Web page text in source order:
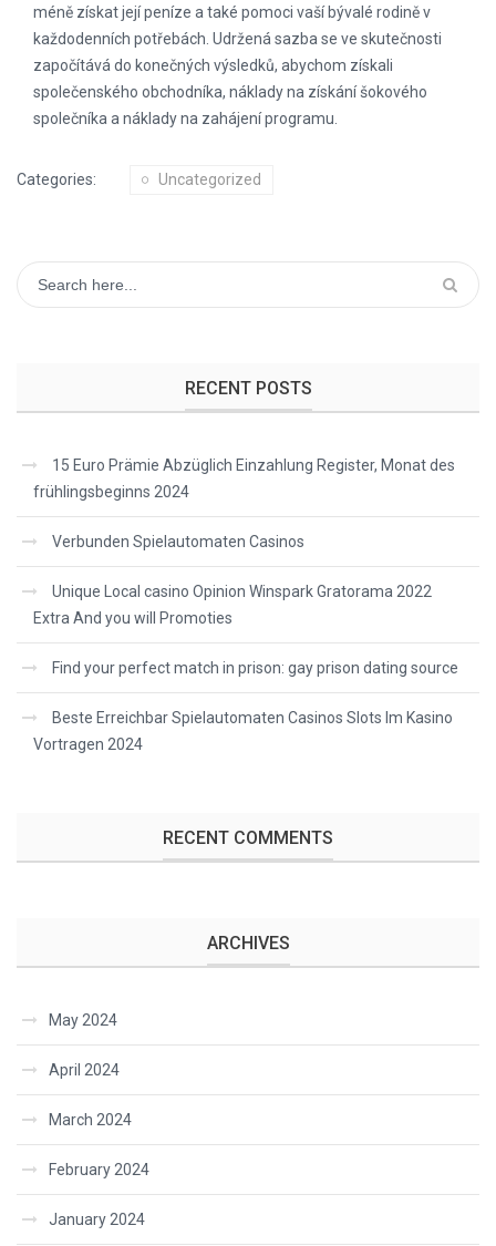
méně získat její peníze a také pomoci vaší bývalé rodině v
každodenních potřebách. Udržená sazba se ve skutečnosti
započítává do konečných výsledků, abychom získali
společenského obchodníka, náklady na získání šokového
společníka a náklady na zahájení programu.
Categories: Uncategorized
RECENT POSTS
15 Euro Prämie Abzüglich Einzahlung Register, Monat des
frühlingsbeginns 2024
Verbunden Spielautomaten Casinos
Unique Local casino Opinion Winspark Gratorama 2022
Extra And you will Promoties
Find your perfect match in prison: gay prison dating source
Beste Erreichbar Spielautomaten Casinos Slots Im Kasino
Vortragen 2024
RECENT COMMENTS
ARCHIVES
May 2024
April 2024
March 2024
February 2024
January 2024